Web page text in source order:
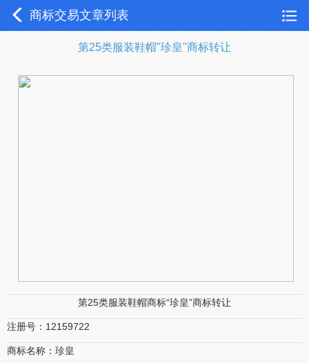
商标交易文章列表
第25类服装鞋帽"珍皇"商标转让
第25类服装鞋帽商标“珍皇”商标转让
注册号：12159722
商标名称：珍皇